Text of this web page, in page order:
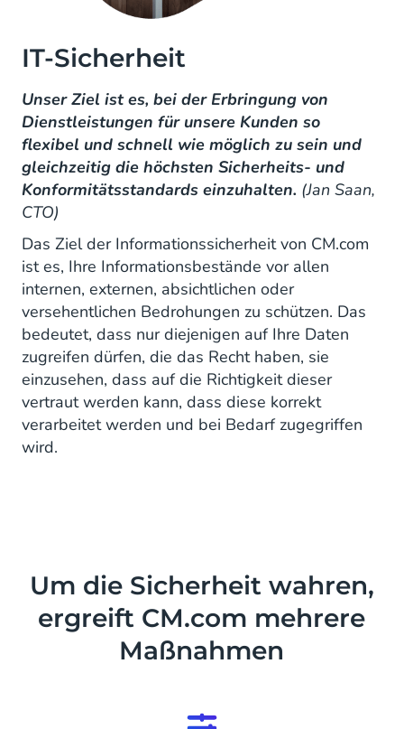
IT-Sicherheit
Unser Ziel ist es, bei der Erbringung von
Dienstleistungen für unsere Kunden so
flexibel und schnell wie möglich zu sein und
gleichzeitig die höchsten Sicherheits- und
Konformitätsstandards einzuhalten. (Jan Saan,
CTO)
Das Ziel der Informationssicherheit von CM.com
ist es, Ihre Informationsbestände vor allen
internen, externen, absichtlichen oder
versehentlichen Bedrohungen zu schützen. Das
bedeutet, dass nur diejenigen auf Ihre Daten
zugreifen dürfen, die das Recht haben, sie
einzusehen, dass auf die Richtigkeit dieser
vertraut werden kann, dass diese korrekt
verarbeitet werden und bei Bedarf zugegriffen
wird.
Um die Sicherheit wahren,
ergreift CM.com mehrere
Maßnahmen